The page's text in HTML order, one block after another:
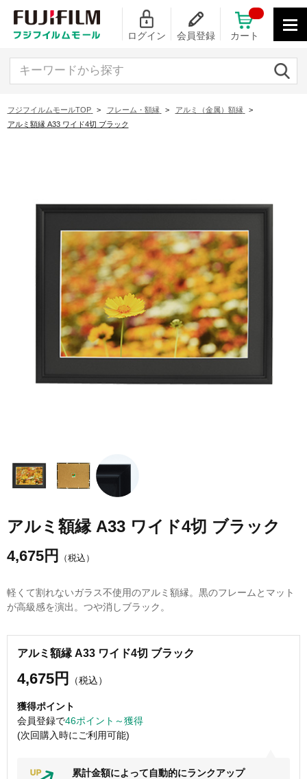
ログイン 会員登録
フジフイルムモールTOP > フレーム・額縁 > アルミ（金属）額縁
>
アルミ額縁 A33 ワイド4切 ブラック
アルミ額縁 A33 ワイド4切 ブラック
4,675円 （税込）
軽くて割れないガラス不使用のアルミ額縁。黒のフレームとマット
が高級感を演出。つや消しブラック。
アルミ額縁 A33 ワイド4切 ブラック
4,675円 （税込）
獲得ポイント
会員登録で46ポイント～獲得
(次回購入時にご利用可能)
累計金額によって自動的にランクアップ